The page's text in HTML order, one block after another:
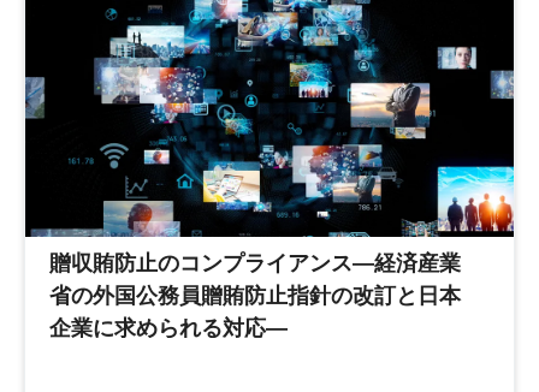
贈収賄防止のコンプライアンス―経済産業
省の外国公務員贈賄防止指針の改訂と日本
企業に求められる対応―